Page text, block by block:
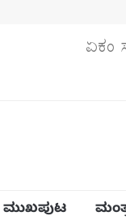
ಏಕಂ
ಮುಖಪುಟ